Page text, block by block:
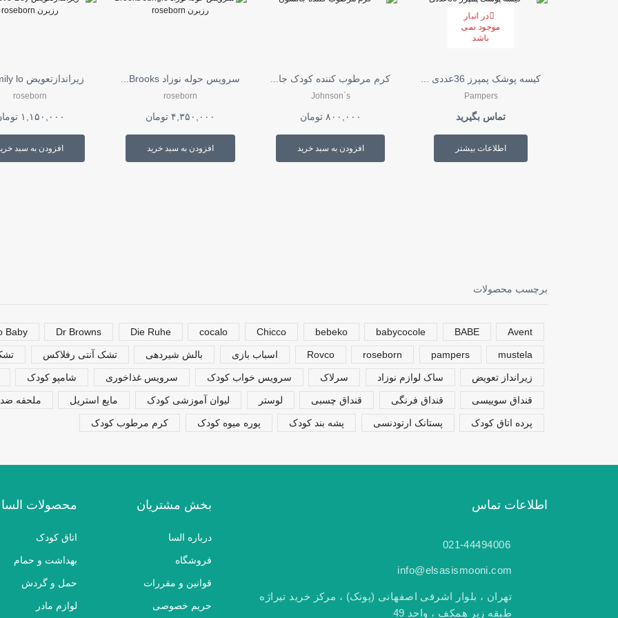
ها
انتخاب
در انبار
موجود نمی
باشد
کیسه پوشک پمپرز 36عددی ...
Pampers
تماس بگیرید
اطلاعات بیشتر
کرم مرطوب کننده کودک جا...
Johnson`s
۸۰۰,۰۰۰ تومان
افزودن به سبد خرید
سرویس حوله نوزاد Brooks...
roseborn
۴,۳۵۰,۰۰۰ تومان
افزودن به سبد خرید
زیراندازتعویض Family lo...
roseborn
۱,۱۵۰,۰۰۰
افزودن به سبد
برچسب محصولات
Avent
BABE
babycocole
bebeko
Chicco
cocalo
Die Ruhe
Dr Browns
Baby
mustela
pampers
roseborn
Rovco اسباب بازی بالش شیردهی تشک آنتی رفلاکس
زیرانداز تعویض ساک لوازم نوزاد سرلاک سرویس خواب کودک سرویس غذاخوری شامپو کودک
قنداق سوییسی قنداق فرنگی قنداق چسبی لوستر لیوان آموزشی کودک مایع استریل ملحفه
پرده اتاق کودک پستانک ارتودنسی پشه بند کودک پوره میوه کودک کرم مرطوب کودک
اطلاعات تماس
021-44494006
info@elsasismooni.com
تهران ، بلوار اشرفی اصفهانی (پونک) ، مرکز خرید تیراژه
طبقه زیر همکف ، واحد 49
بخش مشتریان
درباره السا
فروشگاه
قوانین و مقررات
حریم خصوصی
محصولات السا
اتاق کودک
بهداشت و حمام
حمل و گردش
لوازم مادر